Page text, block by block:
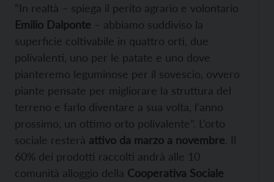
“In realtà – spiega il perito agrario e volontario
Emilio Dalponte – abbiamo suddiviso la
superficie coltivabile in quattro orti, due
polivalenti, uno per le patate e uno dove
pianteremo leguminose per il sovescio, ovvero
piante pensate per migliorare la struttura del
terreno e farlo diventare a sua volta, l’anno
prossimo, un ottimo orto polivalente”. L’orto
sociale resterà attivo da marzo a novembre. Il
60% dei prodotti raccolti andrà alle 10
comunità alloggio della Cooperativa Sociale